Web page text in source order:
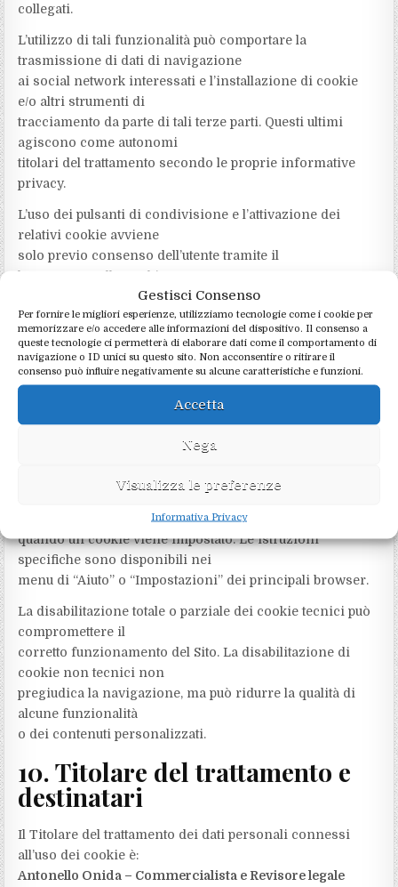
Gestisci Consenso
Per fornire le migliori esperienze, utilizziamo tecnologie come i cookie per
memorizzare e/o accedere alle informazioni del dispositivo. Il consenso a
queste tecnologie ci permetterà di elaborare dati come il comportamento di
navigazione o ID unici su questo sito. Non acconsentire o ritirare il
consenso può influire negativamente su alcune caratteristiche e funzioni.
Accetta
Nega
Visualizza le preferenze
Informativa Privacy
collegati.
L’utilizzo di tali funzionalità può comportare la
trasmissione di dati di navigazione
ai social network interessati e l’installazione di cookie
e/o altri strumenti di
tracciamento da parte di tali terze parti. Questi ultimi
agiscono come autonomi
titolari del trattamento secondo le proprie informative
privacy.
L’uso dei pulsanti di condivisione e l’attivazione dei
relativi cookie avviene
solo previo consenso dell’utente tramite il
banner/pannello cookie. Per conoscere
in dettaglio le modalità di trattamento dei dati da parte di
Facebook, LinkedIn
e degli altri social network si invita a consultare le
rispettive informative privacy.
9. Gestione dei cookie tramite
il browser
Oltre al pannello di gestione dei consensi, l’utente può
configurare il proprio
quando un cookie viene impostato. Le istruzioni
specifiche sono disponibili nei
menu di “Aiuto” o “Impostazioni” dei principali browser.
La disabilitazione totale o parziale dei cookie tecnici può
compromettere il
corretto funzionamento del Sito. La disabilitazione di
cookie non tecnici non
pregiudica la navigazione, ma può ridurre la qualità di
alcune funzionalità
o dei contenuti personalizzati.
10. Titolare del trattamento e
destinatari
Il Titolare del trattamento dei dati personali connessi
all’uso dei cookie è:
Antonello Onida – Commercialista e Revisore legale